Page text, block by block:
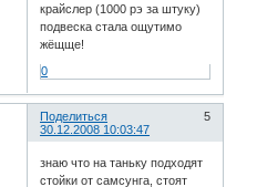
крайслер (1000 рэ за штуку)
подвеска стала ощутимо
жёщще!
0
Поделиться
5
30.12.2008 10:03:47
знаю что на таньку подходят
стойки от самсунга, стоят